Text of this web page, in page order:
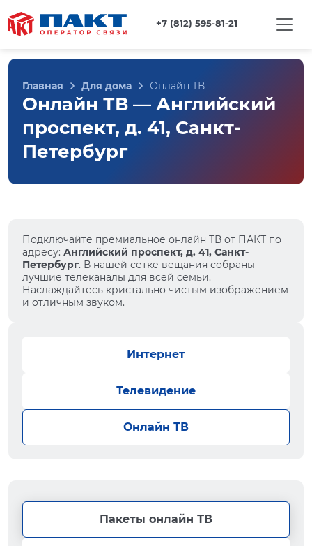
+7 (812) 595-81-21
Главная Для дома Онлайн ТВ
Онлайн ТВ — Английский
проспект, д. 41, Санкт-
Петербург
Подключайте премиальное онлайн ТВ от ПАКТ по
адресу: Английский проспект, д. 41, Санкт-
Петербург. В нашей сетке вещания собраны
лучшие телеканалы для всей семьи.
Наслаждайтесь кристально чистым изображением
и отличным звуком.
Интернет
Телевидение
Онлайн ТВ
Пакеты онлайн ТВ